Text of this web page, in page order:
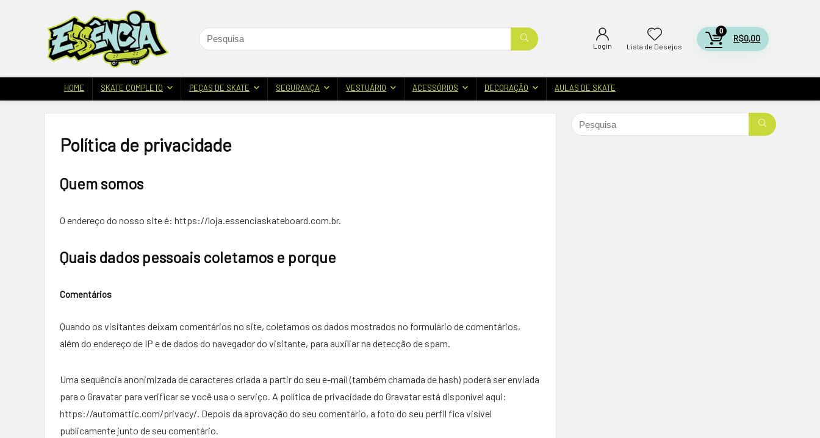
Login Lista de Desejos
0
R$0,00
HOME SKATE COMPLETO PEÇAS DE SKATE SEGURANÇA VESTUÁRIO ACESSÓRIOS DECORAÇÃO AULAS DE SKATE
Política de privacidade
Quem somos
O endereço do nosso site é: https://loja.essenciaskateboard.com.br.
Quais dados pessoais coletamos e porque
Comentários
Quando os visitantes deixam comentários no site, coletamos os dados mostrados no formulário de comentários,
além do endereço de IP e de dados do navegador do visitante, para auxiliar na detecção de spam.
Uma sequência anonimizada de caracteres criada a partir do seu e-mail (também chamada de hash) poderá ser enviada
para o Gravatar para verificar se você usa o serviço. A política de privacidade do Gravatar está disponível aqui:
https://automattic.com/privacy/. Depois da aprovação do seu comentário, a foto do seu perfil fica visível
publicamente junto de seu comentário.